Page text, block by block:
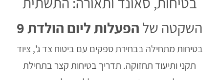
השקטה של הפעלות ליום הולדת 9
בטיחות מתחילה בבחירת ספקים עם ביטוח צד ג', ציוד
תקני ותיעוד תחזוקה. תדריך בטיחות קצר בתחילת